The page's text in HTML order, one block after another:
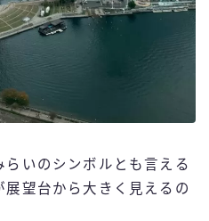
いのシンボルとも言える
展望台から大きく見えるの